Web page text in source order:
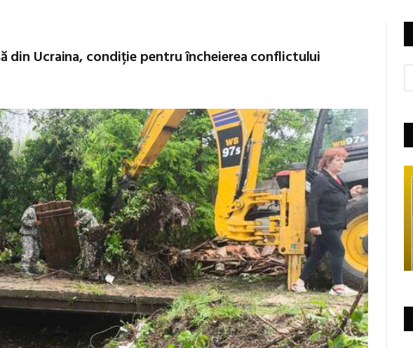
din Ucraina, condiție pentru încheierea conflictului